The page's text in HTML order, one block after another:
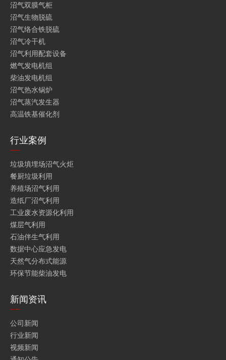
沼气双膜气柜
沼气生物脱硫
沼气络合铁脱硫
沼气冷干机
沼气利用配套设备
燃气发电机组
柴油发电机组
沼气热水锅炉
沼气蒸汽发生器
高温铁基催化剂
行业案例
垃圾填埋场沼气火炬
餐厨垃圾利用
养殖场沼气利用
造纸厂沼气利用
工业废水资源化利用
煤层气利用
石油伴生气利用
数据中心应急发电
天然气分布式能源
环保节能柴油发电
新闻资讯
公司新闻
行业新闻
视频新闻